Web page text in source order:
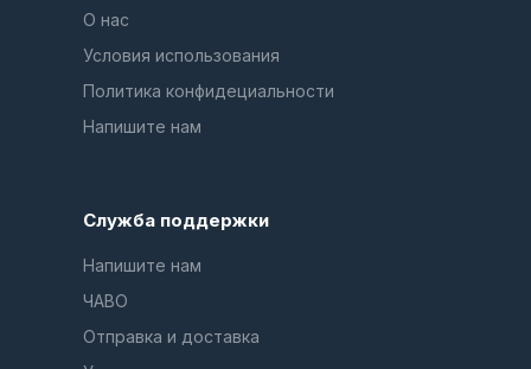
О нас
Условия использования
Политика конфидециальности
Напишите нам
Служба поддержки
Напишите нам
ЧАВО
Отправка и доставка